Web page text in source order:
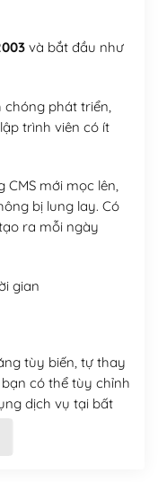
và bắt đầu như
chóng phát triển,
trình viên có ít
mới mọc lên,
bị lung lay. Có
ra mỗi ngày
gian
tùy biến, tự thay
có thể tùy chỉnh
dịch vụ tại bất